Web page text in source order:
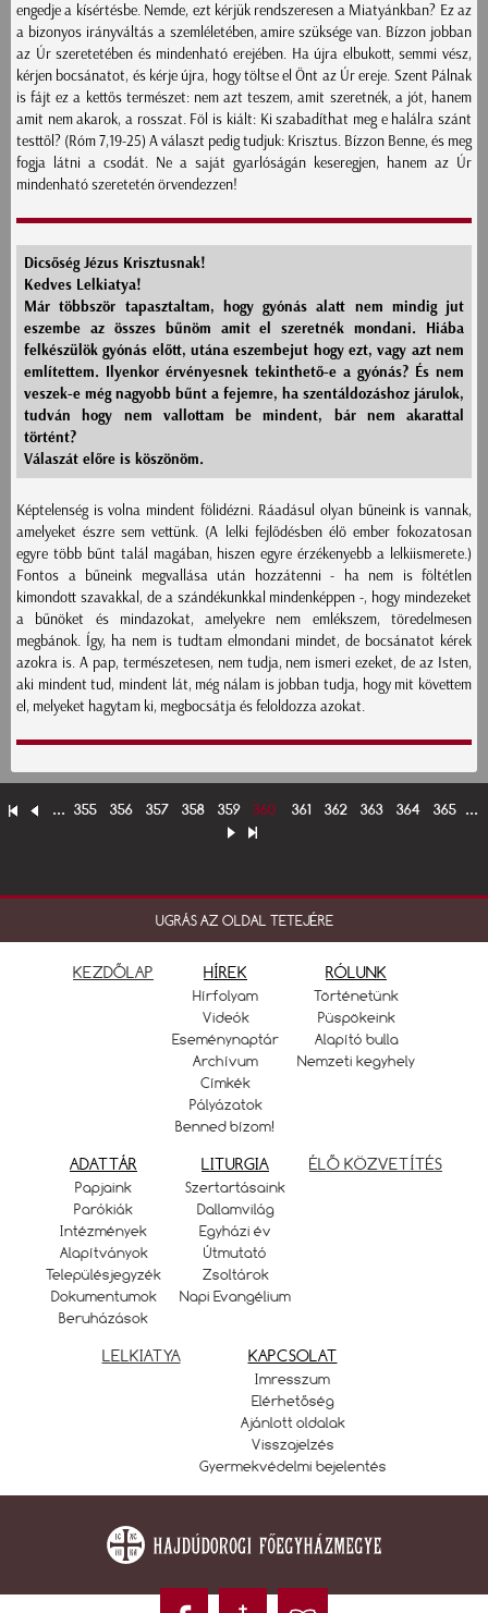
engedje a kísértésbe. Nemde, ezt kérjük rendszeresen a Miatyánkban? Ez az
a bizonyos irányváltás a szemléletében, amire szüksége van. Bízzon jobban
az Úr szeretetében és mindenható erejében. Ha újra elbukott, semmi vész,
kérjen bocsánatot, és kérje újra, hogy töltse el Önt az Úr ereje. Szent Pálnak
is fájt ez a kettős természet: nem azt teszem, amit szeretnék, a jót, hanem
amit nem akarok, a rosszat. Föl is kiált: Ki szabadíthat meg e halálra szánt
testtől? (Róm 7,19-25) A választ pedig tudjuk: Krisztus. Bízzon Benne, és meg
fogja látni a csodát. Ne a saját gyarlóságán keseregjen, hanem az Úr
mindenható szeretetén örvendezzen!
Dicsőség Jézus Krisztusnak!
Kedves Lelkiatya!
Már többször tapasztaltam, hogy gyónás alatt nem mindig jut
eszembe az összes bűnöm amit el szeretnék mondani. Hiába
felkészülök gyónás előtt, utána eszembejut hogy ezt, vagy azt nem
említettem. Ilyenkor érvényesnek tekinthető-e a gyónás? És nem
veszek-e még nagyobb bűnt a fejemre, ha szentáldozáshoz járulok,
tudván hogy nem vallottam be mindent, bár nem akarattal
történt?
Válaszát előre is köszönöm.
Képtelenség is volna mindent fölidézni. Ráadásul olyan bűneink is vannak,
amelyeket észre sem vettünk. (A lelki fejlődésben élő ember fokozatosan
egyre több bűnt talál magában, hiszen egyre érzékenyebb a lelkiismerete.)
Fontos a bűneink megvallása után hozzátenni - ha nem is föltétlen
kimondott szavakkal, de a szándékunkkal mindenképpen -, hogy mindezeket
a bűnöket és mindazokat, amelyekre nem emlékszem, töredelmesen
megbánok. Így, ha nem is tudtam elmondani mindet, de bocsánatot kérek
azokra is. A pap, természetesen, nem tudja, nem ismeri ezeket, de az Isten,
aki mindent tud, mindent lát, még nálam is jobban tudja, hogy mit követtem
el, melyeket hagytam ki, megbocsátja és feloldozza azokat.
... 355 356 357 358 359 360 361 362 363 364 365 ...
UGRÁS AZ OLDAL TETEJÉRE
KEZDŐLAP HÍREK
Hírfolyam
Videók
Eseménynaptár
Archívum
Címkék
Pályázatok
Benned bízom!
RÓLUNK
Történetünk
Püspökeink
Alapító bulla
Nemzeti kegyhely
ADATTÁR
Papjaink
Parókiák
Intézmények
Alapítványok
Településjegyzék
Dokumentumok
Beruházások
LITURGIA
Szertartásaink
Dallamvilág
Egyházi év
Útmutató
Zsoltárok
Napi Evangélium
ÉLŐ KÖZVETÍTÉS
LELKIATYA KAPCSOLAT
Imresszum
Elérhetőség
Ajánlott oldalak
Visszajelzés
Gyermekvédelmi bejelentés